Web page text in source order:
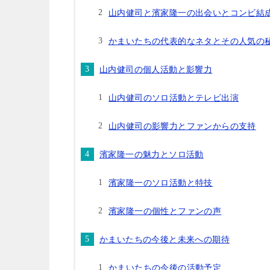
山内健司と濱家隆一の出会いとコンビ結
かまいたちの代表的なネタとその人気の
山内健司の個人活動と影響力
山内健司のソロ活動とテレビ出演
山内健司の影響力とファンからの支持
濱家隆一の魅力とソロ活動
濱家隆一のソロ活動と特技
濱家隆一の個性とファンの声
かまいたちの今後と未来への期待
かまいたちの今後の活動予定